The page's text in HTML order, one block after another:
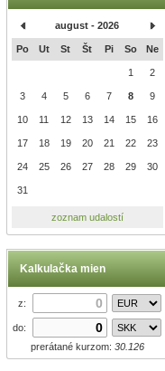
august - 2026
Po Ut St Št Pi So Ne
1 2
3 4 5 6 7 8 9
10 11 12 13 14 15 16
17 18 19 20 21 22 23
24 25 26 27 28 29 30
31
zoznam udalostí
Kalkulačka mien
z:
do:
prerátané kurzom: 30.126